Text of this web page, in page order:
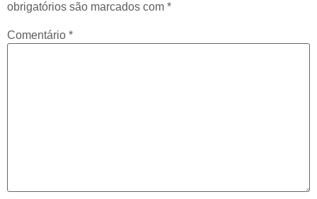
obrigatórios são marcados com *
Comentário *